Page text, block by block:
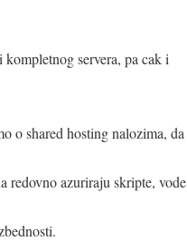
servera, pa cak i
o shared hosting nalozima, da
redovno azuriraju skripte, vode